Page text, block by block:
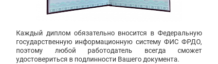
Каждый диплом обязательно вносится в Федеральную
государственную информационную систему ФИС ФРДО,
поэтому любой работодатель всегда сможет
удостовериться в подлинности Вашего документа.